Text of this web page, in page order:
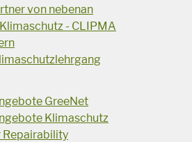
von nebenan
- CLIPMA
GreeNet
Klimaschutz
Repairability